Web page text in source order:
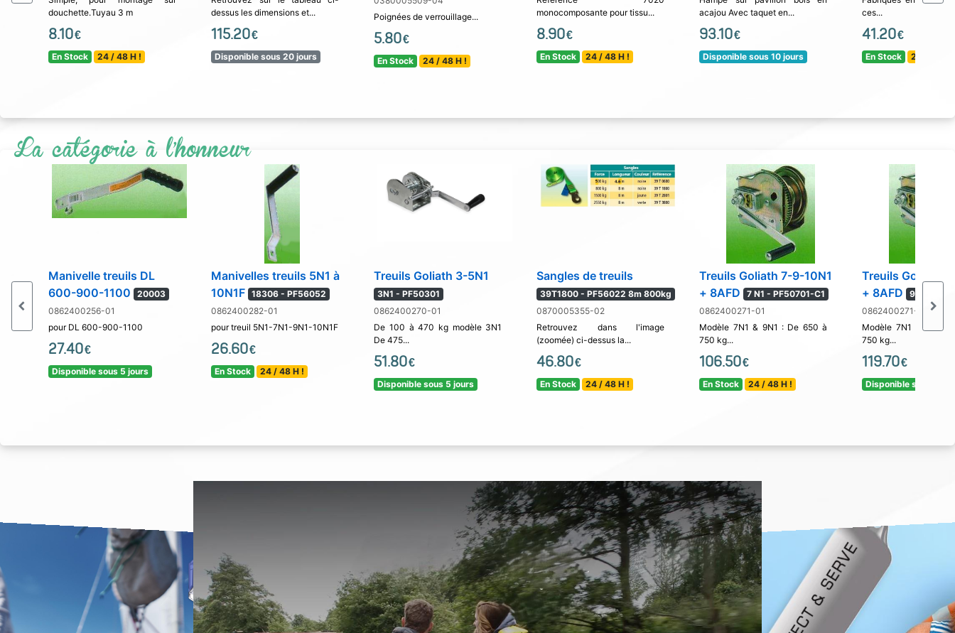
douchette.Tuyau 3 m
8.10€
En Stock 24 / 48 H !
dessus les dimensions et...
115.20€
Disponible sous 20 jours
Poignées de verrouillage...
5.80€
En Stock 24 / 48 H !
monocomposante pour tissu...
8.90€
En Stock 24 / 48 H !
acajou Avec taquet en...
93.10€
Disponible sous 10 jours
ces...
41.20€
En Stock 24 / 48 H !
La catégorie à l'honneur
Manivelle treuils DL
600-900-1100 20003
0862400256-01
pour DL 600-900-1100
27.40€
Disponible sous 5 jours
Manivelles treuils 5N1 à
10N1F 18306 - PF56052
0862400282-01
pour treuil 5N1-7N1-9N1-10N1F
26.60€
En Stock 24 / 48 H !
Treuils Goliath 3-5N1
3N1 - PF50301
0862400270-01
De 100 à 470 kg modèle 3N1
De 475...
51.80€
Disponible sous 5 jours
Sangles de treuils
39T1800 - PF56022 8m 800kg
0870005355-02
Retrouvez dans l'image
(zoomée) ci-dessus la...
46.80€
En Stock 24 / 48 H !
Treuils Goliath 7-9-10N1
+ 8AFD 7 N1 - PF50701-C1
0862400271-01
Modèle 7N1 & 9N1 : De 650 à
750 kg...
106.50€
En Stock 24 / 48 H !
Treuils Goliath
+ 8AFD 9 N1 -
0862400271-02
Modèle 7N1 & 9N1 :
750 kg...
119.70€
Disponible sous 5